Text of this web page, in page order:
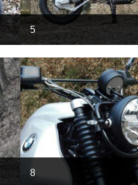
5
8